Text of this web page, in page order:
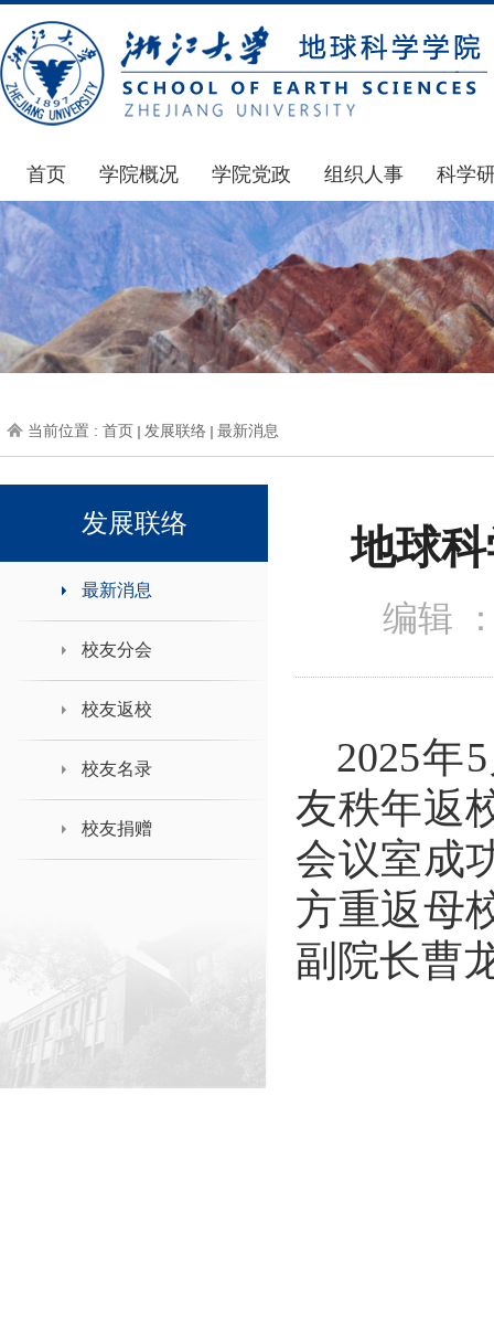
首页 学院概况
学院简介
发展简史
组织机构
师资力量
学院党政
通知公告
学院发文
党委会议纪要
党政联席会议纪要
人力资源会议纪要
办事指南
组织人事
通知公告
博士后管理
人才招聘
年度考核
下载专区
科学
国家
科研
通知
科研
地科
当前位置 : 首页 发展联络 最新消息
发展联络
最新消息
校友分会
校友返校
校友名录
校友捐赠
地球
编辑
2025年5
友秩年返
会议室成
方重返母
副院长曹